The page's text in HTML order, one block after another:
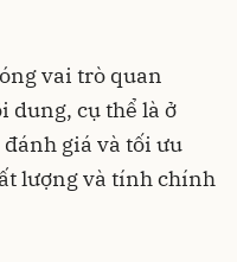
vai trò quan
cụ thể là ở
giá và tối ưu
lượng và tính chính